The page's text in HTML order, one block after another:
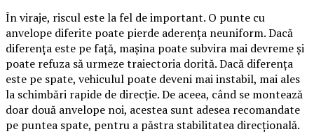
În viraje, riscul este la fel de important. O punte cu
anvelope diferite poate pierde aderența neuniform. Dacă
diferența este pe față, mașina poate subvira mai devreme și
poate refuza să urmeze traiectoria dorită. Dacă diferența
este pe spate, vehiculul poate deveni mai instabil, mai ales
la schimbări rapide de direcție. De aceea, când se montează
doar două anvelope noi, acestea sunt adesea recomandate
pe puntea spate, pentru a păstra stabilitatea direcțională.